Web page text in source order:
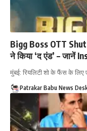
Bigg Boss OTT
ने किया ‘द एंड’ – जानें
मुंबई: रियलिटी शो के फैंस के
Patrakar Babu News